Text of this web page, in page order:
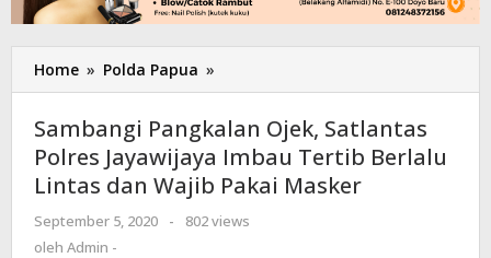
Home » Polda Papua »
Pangkalan
Ojek,
Satlantas
Polres
Jayawijaya
Tertib
Sambangi Pangkalan Ojek, Satlantas
Polres Jayawijaya Imbau Tertib Berlalu
Lintas dan Wajib Pakai Masker
September 5, 2020
oleh
-
802 views
oleh Admin -